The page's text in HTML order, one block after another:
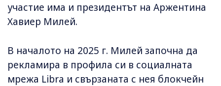
участие има и президентът на Аржентина
Хавиер Милей.
В началото на 2025 г. Милей започна да
рекламира в профила си в социалната
мрежа Libra и свързаната с нея блокчейн